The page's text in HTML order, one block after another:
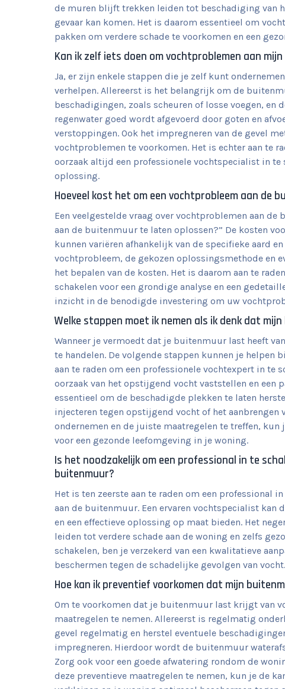
de muren blijft trekken leiden tot beschadiging van
gevaar kan komen. Het is daarom essentieel om
pakken om verdere schade te voorkomen en een
Kan ik zelf iets doen om vochtproblemen aan
Ja, er zijn enkele stappen die je zelf kunt
verhelpen. Allereerst is het belangrijk om de
beschadigingen, zoals scheuren of losse voegen,
regenwater goed wordt afgevoerd door goten en
verstoppingen. Ook het impregneren van de gevel
vochtproblemen te voorkomen. Het is echter aan te
oorzaak altijd een professionele vochtspecialist in te
oplossing.
Hoeveel kost het om een vochtprobleem aan de
Een veelgestelde vraag over vochtproblemen aan
aan de buitenmuur te laten oplossen?” De kosten
kunnen variëren afhankelijk van de specifieke aard
vochtprobleem, de gekozen oplossingsmethode en
het bepalen van de kosten. Het is daarom aan te
schakelen voor een grondige analyse en een
inzicht in de benodigde investering om uw
Welke stappen moet ik nemen als ik denk dat
Wanneer je vermoedt dat je buitenmuur last heeft
te handelen. De volgende stappen kunnen je helpen
aan te raden om een professionele vochtexpert in te
oorzaak van het opstijgend vocht vaststellen en een
essentieel om de beschadigde plekken te laten
injecteren tegen opstijgend vocht of het aanbrengen
ondernemen en de juiste maatregelen te treffen,
voor een gezonde leefomgeving in je woning.
Is het noodzakelijk om een professional in te
buitenmuur?
Het is ten zeerste aan te raden om een professional
aan de buitenmuur. Een ervaren vochtspecialist kan
en een effectieve oplossing op maat bieden. Het
leiden tot verdere schade aan de woning en zelfs
schakelen, ben je verzekerd van een kwalitatieve
beschermen tegen de schadelijke gevolgen van vocht.
Hoe kan ik preventief voorkomen dat mijn
Om te voorkomen dat je buitenmuur last krijgt van
maatregelen te nemen. Allereerst is regelmatig
gevel regelmatig en herstel eventuele
impregneren. Hierdoor wordt de buitenmuur
Zorg ook voor een goede afwatering rondom de
deze preventieve maatregelen te nemen, kun je de